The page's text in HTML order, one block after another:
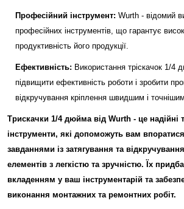
Професійний інструмент: Wurth - відомий
професійних інструментів, що гарантує
продуктивність його продукції.
Ефективність: Використання тріскачок 1/4
підвищити ефективність роботи і зробити
відкручування кріплення швидшим і
Трискачки 1/4 дюйма від Wurth - це надійні
інструменти, які допоможуть вам
завданнями із затягування та
елементів з легкістю та зручністю. Їх
вкладенням у ваш інструментарій та
виконання монтажних та ремонтних робіт.